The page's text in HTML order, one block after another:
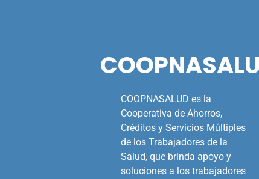
COOPNASALUD es la
Cooperativa de Ahorros,
Créditos y Servicios Múltiples
de los Trabajadores de la
Salud, que brinda apoyo y
soluciones a los trabajadores